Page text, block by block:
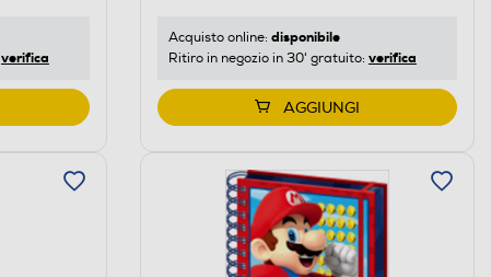
verifica
Acquisto online: disponibile
Ritiro in negozio in 30' gratuito: verifica
AGGIUNGI